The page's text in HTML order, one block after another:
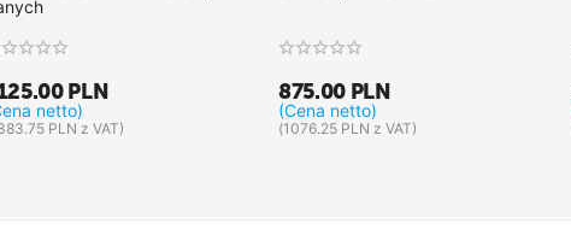
PLN
netto)
PLN z VAT)
875.00 PLN
(Cena netto)
(1076.25 PLN z VAT)